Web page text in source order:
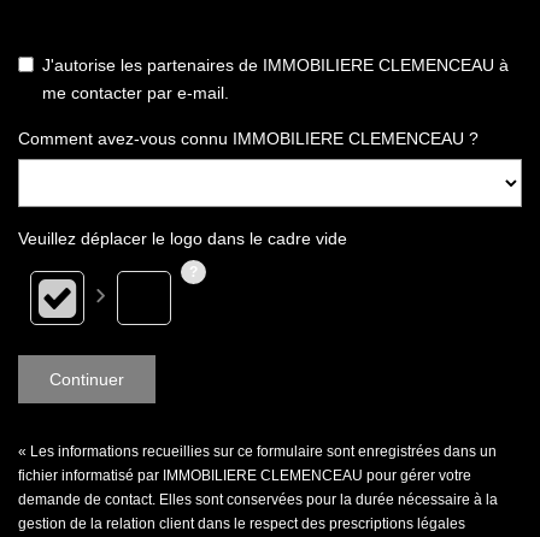
J'autorise les partenaires de IMMOBILIERE CLEMENCEAU à
me contacter par e-mail.
Comment avez-vous connu IMMOBILIERE CLEMENCEAU ?
Veuillez déplacer le logo dans le cadre vide
Continuer
« Les informations recueillies sur ce formulaire sont enregistrées dans un
fichier informatisé par IMMOBILIERE CLEMENCEAU pour gérer votre
demande de contact. Elles sont conservées pour la durée nécessaire à la
gestion de la relation client dans le respect des prescriptions légales